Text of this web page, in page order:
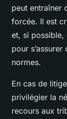
peut entraîner
forcée. Il est
et, si possible,
pour
normes.
En cas de
privilégier la
recours aux